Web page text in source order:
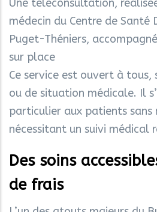
Une téléconsultation,
médecin du Centre de
Puget-Théniers,
sur place
Ce service est ouvert à tous,
ou de situation médicale. Il
particulier aux patients
nécessitant un suivi médical
Des soins
de frais